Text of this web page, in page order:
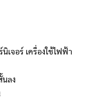
เจอร์ เครื่องใช้ไฟฟ้า
นลง